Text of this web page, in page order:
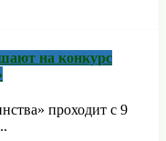
на конкурс
проходит с 9